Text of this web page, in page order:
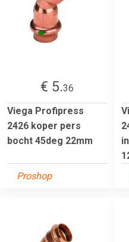
€ 5.36
Viega Profipress
2426 koper pers
bocht 45deg 22mm
Proshop